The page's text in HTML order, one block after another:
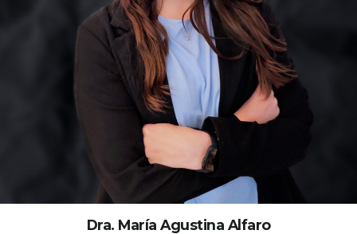
Dra. María Agustina Alfaro